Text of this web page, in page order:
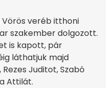
Vörös veréb itthoni
szakember dolgozott.
is kapott, pár
láthatjuk majd
Juditot, Szabó
Attilát.